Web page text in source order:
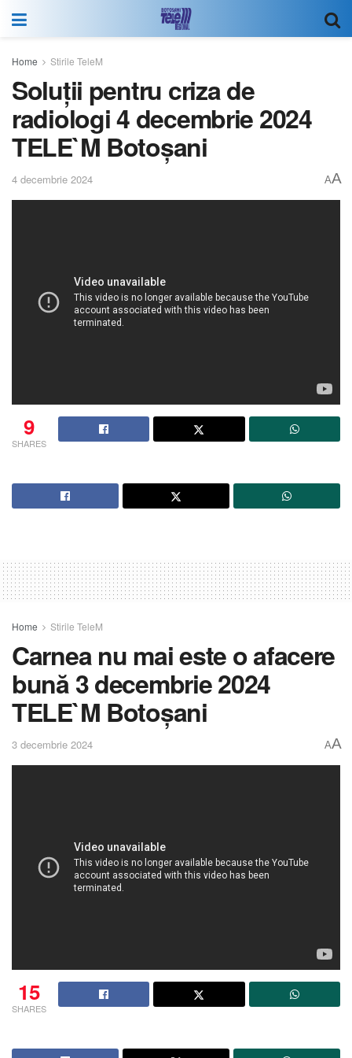
Home Stirile TeleM
Soluții pentru criza de
radiologi 4 decembrie 2024
TELE`M Botoșani
4 decembrie 2024 AA
9
SHARES
Home Stirile TeleM
Carnea nu mai este o afacere
bună 3 decembrie 2024
TELE`M Botoșani
3 decembrie 2024 AA
15
SHARES